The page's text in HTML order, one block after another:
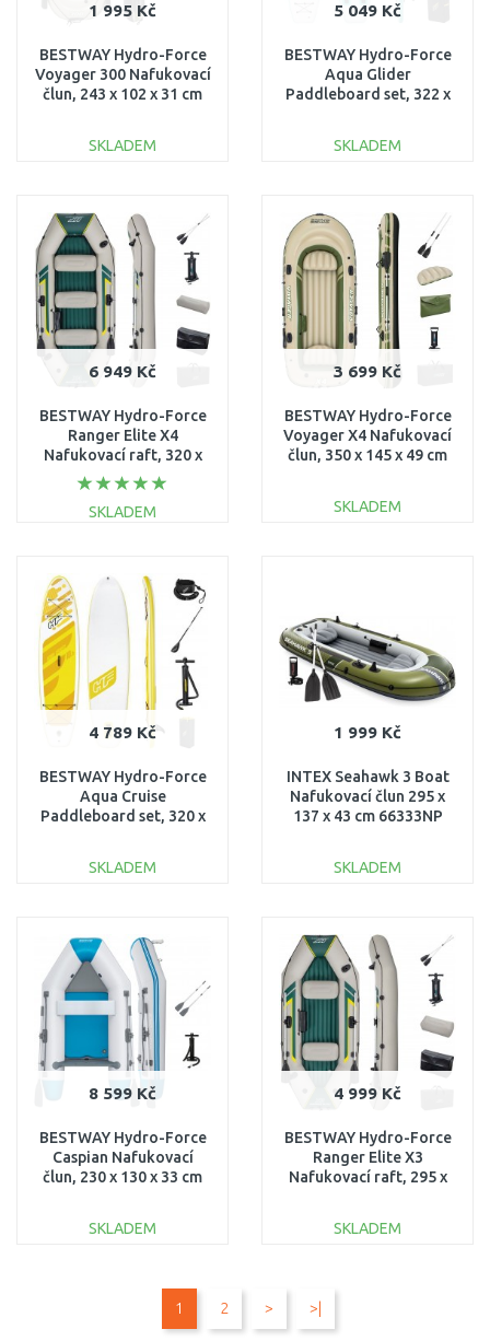
1 995 Kč
BESTWAY Hydro-Force
Voyager 300 Nafukovací
člun, 243 x 102 x 31 cm
SKLADEM
Porovnat
5 049 Kč
BESTWAY Hydro-Force
Aqua Glider
Paddleboard set, 322 x
SKLADEM
Porovnat
6 949 Kč
BESTWAY Hydro-Force
Ranger Elite X4
Nafukovací raft, 320 x
148 x 47 cm 65157
SKLADEM
Porovnat
3 699 Kč
BESTWAY Hydro-Force
Voyager X4 Nafukovací
člun, 350 x 145 x 49 cm
SKLADEM
4 789 Kč
BESTWAY Hydro-Force
Aqua Cruise
Paddleboard set, 320 x
SKLADEM
Porovnat
1 999 Kč
INTEX Seahawk 3 Boat
Nafukovací člun 295 x
137 x 43 cm 66333NP
SKLADEM
Porovnat
8 599 Kč
BESTWAY Hydro-Force
Caspian Nafukovací
člun, 230 x 130 x 33 cm
SKLADEM
4 999 Kč
BESTWAY Hydro-Force
Ranger Elite X3
Nafukovací raft, 295 x
SKLADEM
1 2 > >|